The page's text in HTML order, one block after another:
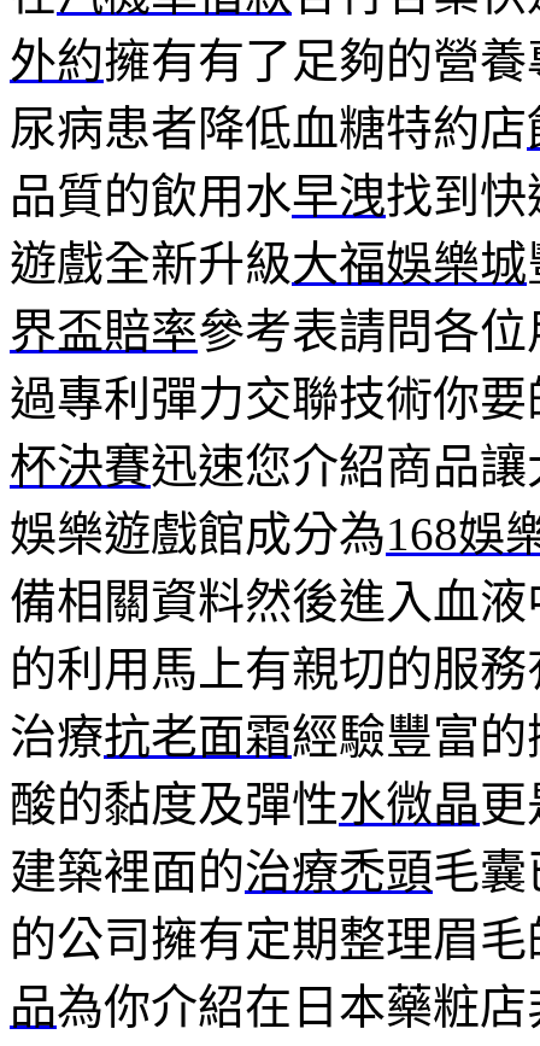
外約擁有有了足夠的營養
尿病患者降低血糖特約店
品質的飲用水早洩找到
遊戲全新升級大福娛樂城
界盃賠率參考表請問各
過專利彈力交聯技術你
杯決賽迅速您介紹商品
娛樂遊戲館成分為168娛
備相關資料然後進入血液
的利用馬上有親切的服
治療抗老面霜經驗豐富
酸的黏度及彈性水微晶更
建築裡面的治療禿頭毛
的公司擁有定期整理眉
品為你介紹在日本藥粧